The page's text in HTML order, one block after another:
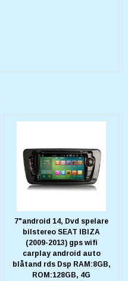
7"android 14, Dvd spelare
bilstereo SEAT IBIZA
(2009-2013) gps wifi
carplay android auto
blåtand rds Dsp RAM:8GB,
ROM:128GB, 4G